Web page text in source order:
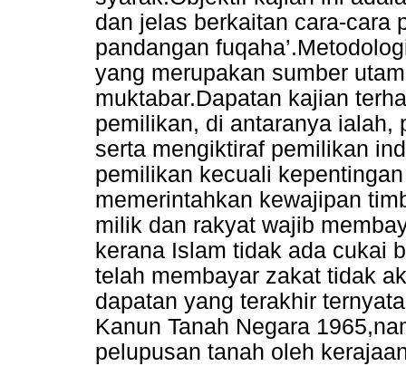
dan jelas berkaitan cara-cara
pandangan
yang merupakan sumber
muktabar.Dapatan kajian
pemilikan, di antaranya ialah,
serta mengiktiraf pemilikan
pemilikan kecuali
memerintahkan kewajipan
milik dan rakyat wajib
kerana Islam tidak ada cukai
telah membayar zakat tidak
dapatan yang terakhir
Kanun Tanah Negara
pelupusan tanah oleh